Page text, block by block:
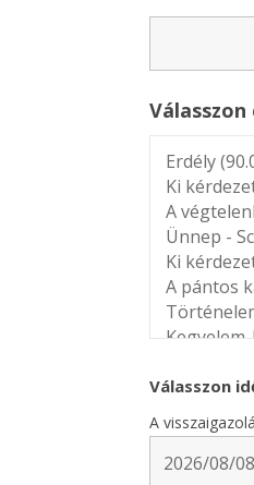
Válasszon
A